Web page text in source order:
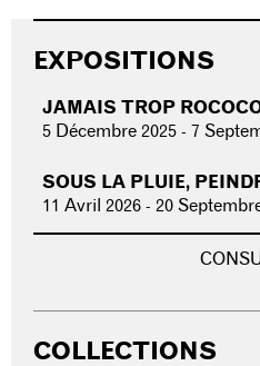
EXPOSITIONS
JAMAIS TROP
5 Décembre 2025- 7
SOUS LA PLUIE,
11 Avril 2026- 20
COLLECTIONS